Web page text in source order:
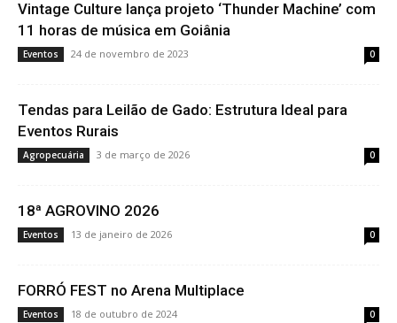
Vintage Culture lança projeto ‘Thunder Machine’ com
11 horas de música em Goiânia
Eventos 24 de novembro de 2023 0
Tendas para Leilão de Gado: Estrutura Ideal para
Eventos Rurais
Agropecuária 3 de março de 2026 0
18ª AGROVINO 2026
Eventos 13 de janeiro de 2026 0
FORRÓ FEST no Arena Multiplace
Eventos 18 de outubro de 2024 0